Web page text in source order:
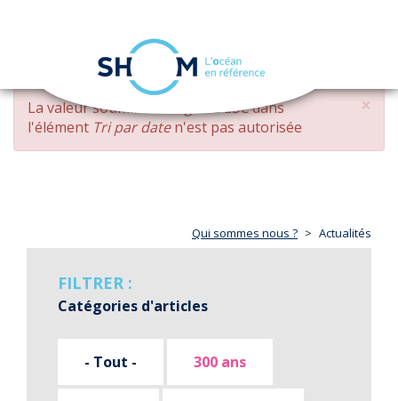
Aller
contenu
principal
navigation
×
MESSAGE
D'ERREUR
La valeur soumise changed DESCdans
l'élément Tri par daten'est pas autorisée
Qui sommes nous ? Actualités
FILTRER :
Catégories d'articles
- Tout - 300 ans